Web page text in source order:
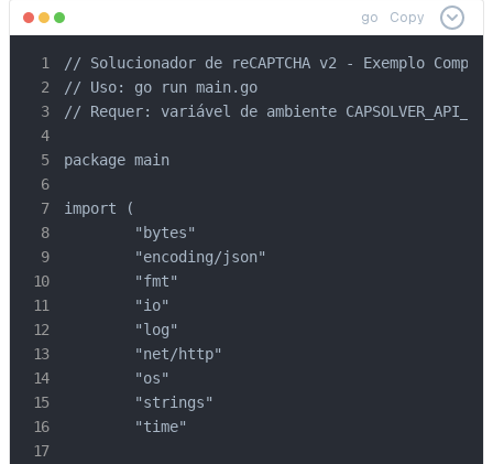
go Copy
// Solucionador de reCAPTCHA v2 - Exemplo
// Uso: go run main.go
// Requer: variável de ambiente
package main
import (